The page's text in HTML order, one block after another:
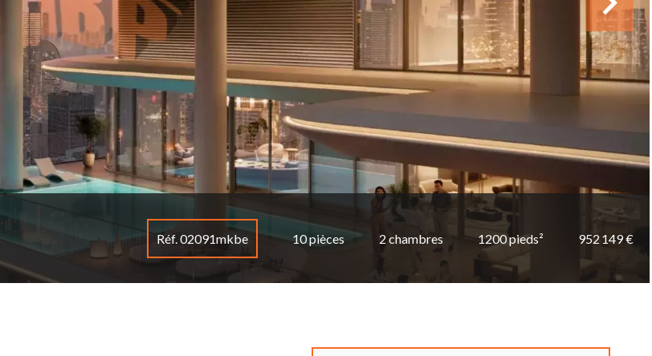
Réf. 02091mkbe 10 pièces 2 chambres 1200 pieds² 952 149 €